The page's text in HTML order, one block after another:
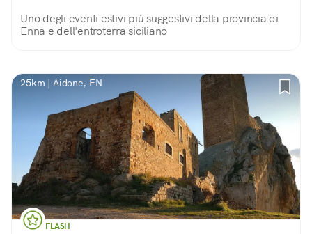
Uno degli eventi estivi più suggestivi della provincia di
Enna e dell'entroterra siciliano
25km | Aidone, EN
FLASH